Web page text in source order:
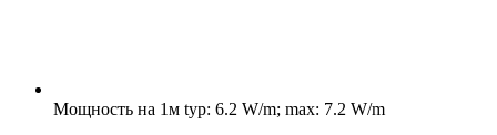
Мощность на 1м typ: 6.2 W/m; max: 7.2 W/m